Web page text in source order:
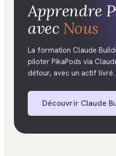
Apprendre
avec Nous
La formation Claude
piloter PikaPods via
détour, avec un actif livré.
Découvrir Claude